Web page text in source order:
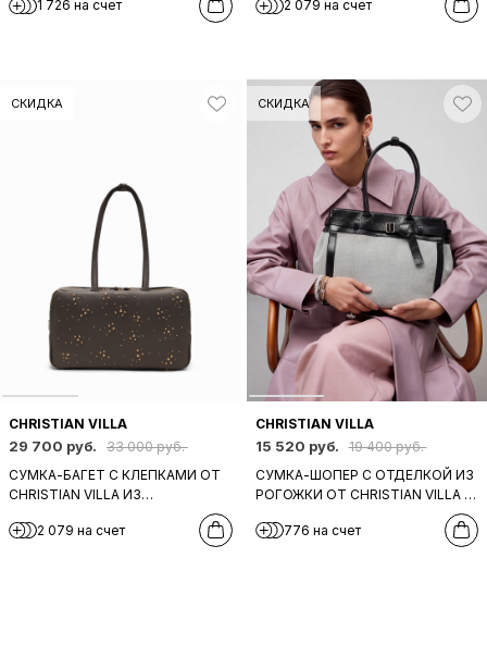
ЧЕРНОГО ЦВЕТА
1 726 на счет БЕЖЕВОГО ЦВЕТА
2 079 на счет
СКИДКА
CHRISTIAN VILLA
29 700 руб.
33 000 руб.
СУМКА-БАГЕТ С КЛЕПКАМИ ОТ
CHRISTIAN VILLA ИЗ
КОРИЧНЕВОГО ЦВЕТА
2 079 на счет
СКИДКА
CHRISTIAN VILLA
15 520 руб.
19 400 руб.
СУМКА-ШОПЕР С ОТДЕЛКОЙ ИЗ
РОГОЖКИ ОТ CHRISTIAN VILLA В
776 на счет